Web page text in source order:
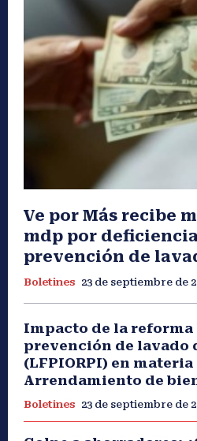
Ve por Más recibe
mdp por
prevención de
Boletines 23 de septiembre de
Impacto de la reforma
prevención de lavado
(LFPIORPI) en materia
Arrendamiento de
Boletines 23 de septiembre de